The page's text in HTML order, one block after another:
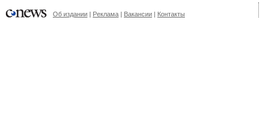
Об издании | Реклама | Вакансии | Контакты